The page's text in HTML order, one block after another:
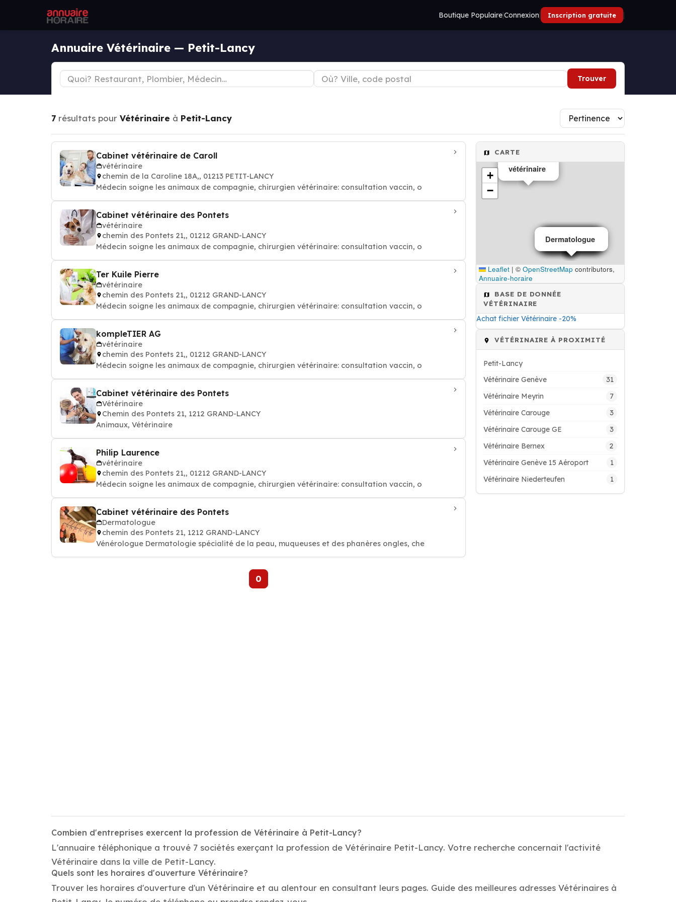
Boutique Populaire|Connexion| Inscription gratuite |
Annuaire Vétérinaire — Petit-Lancy
Trouver
7 résultats pour Vétérinaire à Petit-Lancy
Cabinet vétérinaire de Caroll
vétérinaire
chemin de la Caroline 18A,, 01213 PETIT-LANCY
Médecin soigne les animaux de compagnie, chirurgien vétérinaire: consultation vaccin, o
Cabinet vétérinaire des Pontets
vétérinaire
chemin des Pontets 21,, 01212 GRAND-LANCY
Médecin soigne les animaux de compagnie, chirurgien vétérinaire: consultation vaccin, o
Ter Kuile Pierre
vétérinaire
chemin des Pontets 21,, 01212 GRAND-LANCY
Médecin soigne les animaux de compagnie, chirurgien vétérinaire: consultation vaccin, o
kompleTIER AG
vétérinaire
chemin des Pontets 21,, 01212 GRAND-LANCY
Médecin soigne les animaux de compagnie, chirurgien vétérinaire: consultation vaccin, o
Cabinet vétérinaire des Pontets
Vétérinaire
Chemin des Pontets 21, 1212 GRAND-LANCY
Animaux, Vétérinaire
Philip Laurence
vétérinaire
chemin des Pontets 21,, 01212 GRAND-LANCY
Médecin soigne les animaux de compagnie, chirurgien vétérinaire: consultation vaccin, o
Cabinet vétérinaire des Pontets
Dermatologue
chemin des Pontets 21, 1212 GRAND-LANCY
Vénérologue Dermatologie spécialité de la peau, muqueuses et des phanères ongles, che
0
CARTE
vétérinaire
vétérinaire
vétérinaire
vétérinaire
Vétérinaire
vétérinaire
Dermatologue
+
−
Leaflet | © OpenStreetMap contributors,
Annuaire-horaire
BASE DE DONNÉE
VÉTÉRINAIRE
Achat fichier Vétérinaire -20%
VÉTÉRINAIRE À PROXIMITÉ
Petit-Lancy
Vétérinaire Genève
31
Vétérinaire Meyrin 7
Vétérinaire Carouge 3
Vétérinaire Carouge GE 3
Vétérinaire Bernex 2
Vétérinaire Genève 15 Aéroport 1
Vétérinaire Niederteufen 1
Combien d'entreprises exercent la profession de Vétérinaire à Petit-Lancy?
L'annuaire téléphonique a trouvé 7 sociétés exerçant la profession de Vétérinaire Petit-Lancy. Votre recherche concernait l'activité
Vétérinaire dans la ville de Petit-Lancy.
Quels sont les horaires d'ouverture Vétérinaire?
Trouver les horaires d'ouverture d'un Vétérinaire et au alentour en consultant leurs pages. Guide des meilleures adresses Vétérinaires à